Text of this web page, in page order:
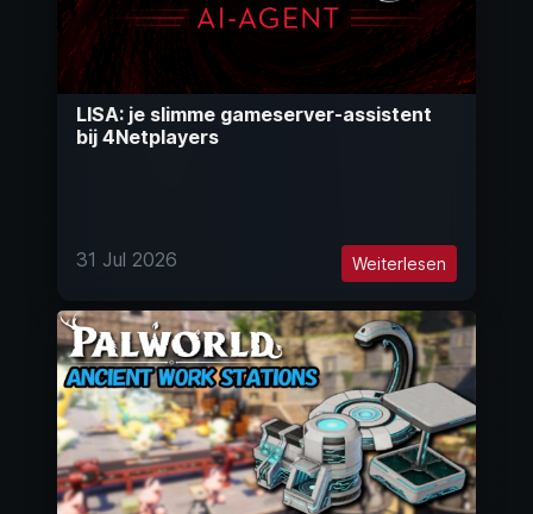
LISA: je slimme gameserver-assistent
bij 4Netplayers
31 Jul 2026 Weiterlesen